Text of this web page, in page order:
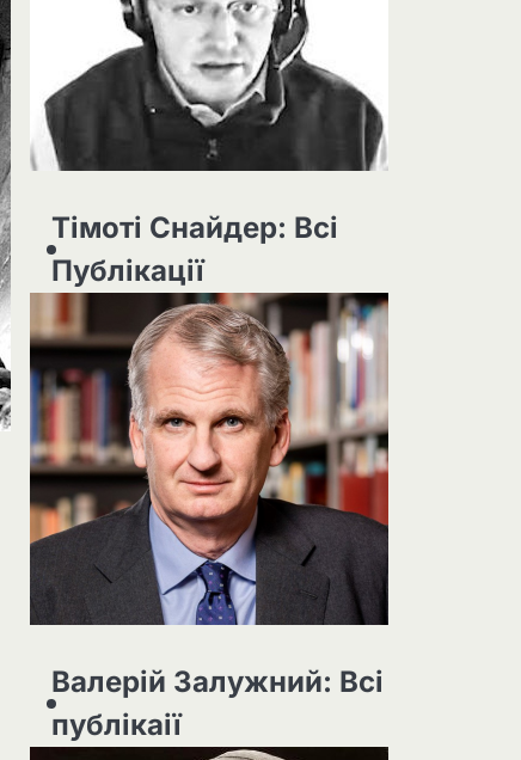
Тімоті Снайдер: Всі
Публікації
Валерій Залужний: Всі
публікаії